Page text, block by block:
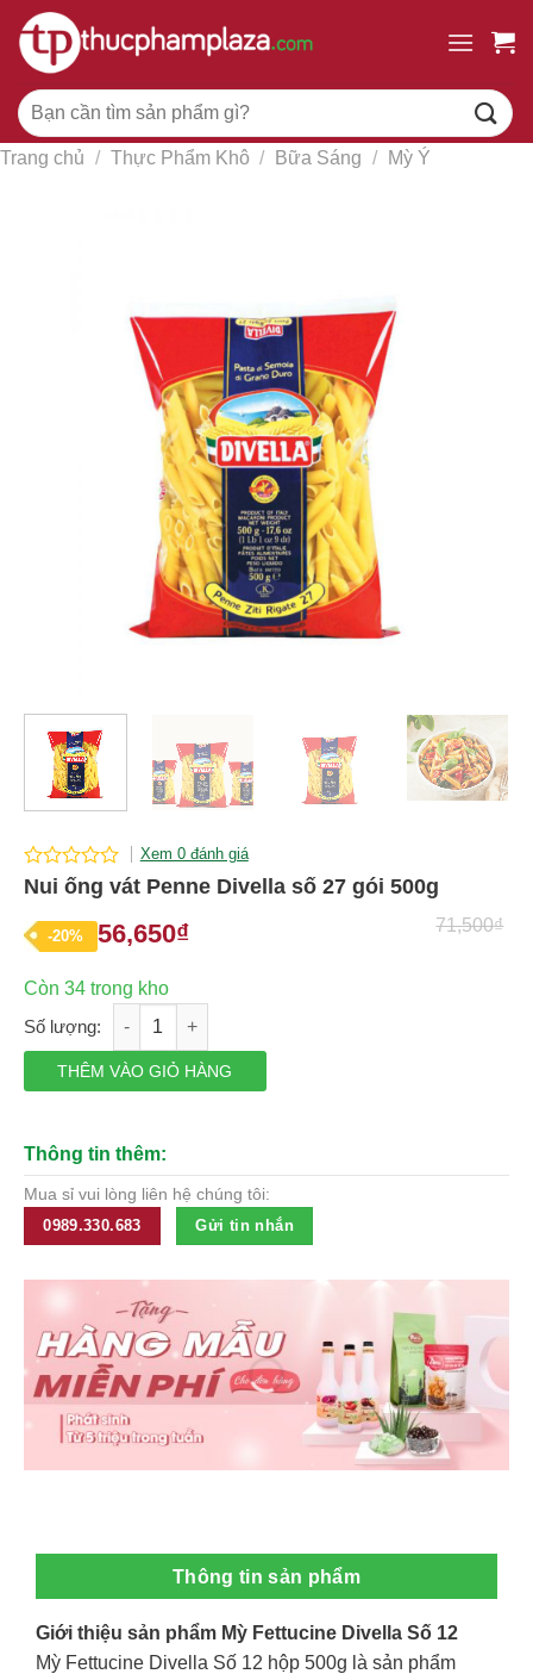
Chuyển
đến
dung
Tìm
kiếm:
Trang chủ / Thực Phẩm Khô / Bữa Sáng / Mỳ Ý
0
of
5
Xem 0 đánh giá
Nui ống vát Penne Divella số 27 gói 500g
-20%
71,500₫
Giá
là:
71,500₫.
56,650₫Giá
tại
là:
56,650₫.
Còn 34 trong kho
Nui ống vát Penne Divella số 27 gói 500g số lượng
THÊM VÀO GIỎ HÀNG
Thông tin thêm:
Mua sỉ vui lòng liên hệ chúng tôi:
0989.330.683
Gửi tin nhắn
Thông tin sản phẩm
Giới thiệu sản phẩm Mỳ Fettucine Divella Số 12
Mỳ Fettucine Divella Số 12 hộp 500g là sản phẩm